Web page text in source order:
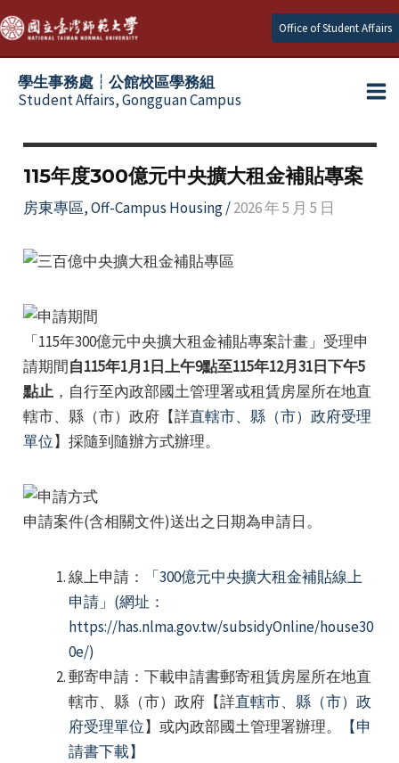
Skip
to
content
Office of Student Affairs
學生事務處┆公館校區學務組
Student Affairs, Gongguan Campus
115年度300億元中央擴大租金補貼專案
房東專區,Off-Campus Housing/2026 年 5 月 5 日
「115年300億元中央擴大租金補貼專案計畫」受理申
請期間自115年1月1日上午9點至115年12月31日下午5
點止，自行至內政部國土管理署或租賃房屋所在地直
轄市、縣（市）政府【詳直轄市、縣（市）政府受理
單位】採隨到隨辦方式辦理。
申請案件(含相關文件)送出之日期為申請日。
線上申請：
「300億元中央擴大租金補貼線上
申請」(網址：
https://has.nlma.gov.tw/subsidyOnline/house30
0e/)
郵寄申請：下載申請書郵寄租賃房屋所在地直
轄市、縣（市）政府【詳直轄市、縣（市）政
府受理單位】或內政部國土管理署辦理。
【申
請書下載】